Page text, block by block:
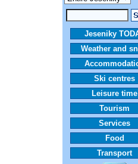
Jeseniky
Weather and
Ski centres
Leisure time
Tourism
Services
Food
Transport